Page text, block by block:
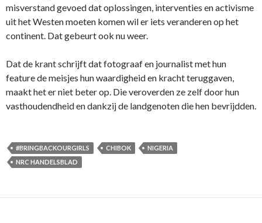
misverstand gevoed dat oplossingen, interventies en activisme
uit het Westen moeten komen wil er iets veranderen op het
continent. Dat gebeurt ook nu weer.
Dat de krant schrijft dat fotograaf en journalist met hun
feature de meisjes hun waardigheid en kracht teruggaven,
maakt het er niet beter op. Die veroverden ze zelf door hun
vasthoudendheid en dankzij de landgenoten die hen bevrijdden.
#BRINGBACKOURGIRLS CHIBOK
NIGERIA
NRC HANDELSBLAD